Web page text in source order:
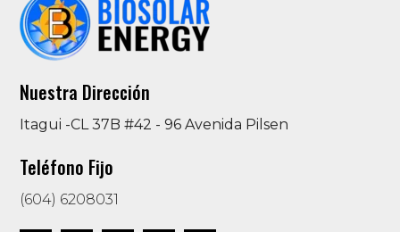
Nuestra Dirección
Itagui -CL 37B #42 - 96 Avenida Pilsen
Teléfono Fijo
(604) 6208031